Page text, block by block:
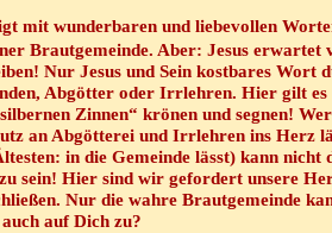
mit wunderbaren und liebevollen
Brautgemeinde. Aber: Jesus erwartet
Nur Jesus und Sein kostbares Wort
Abgötter oder Irrlehren. Hier gilt es
Zinnen“ krönen und segnen!
an Abgötterei und Irrlehren ins Herz
in die Gemeinde lässt) kann nicht
sein! Hier sind wir gefordert unsere
Nur die wahre Brautgemeinde
auf Dich zu?